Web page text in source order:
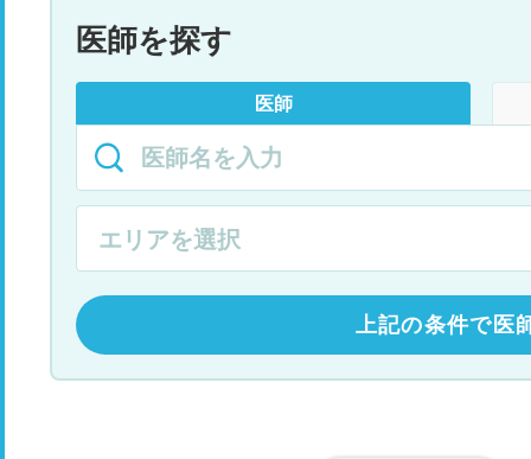
医師を探す
医師
上記の条件で医